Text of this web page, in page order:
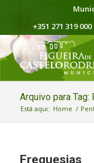
+351 271 319
Arquivo para Tag:
Está aqui: Home /
Freguesias